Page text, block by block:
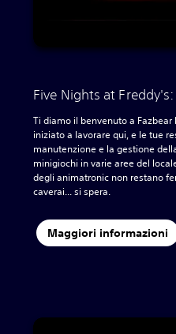
Five Nights at
Ti diamo il benvenuto a
iniziato a lavorare qui, e le tue
manutenzione e la gestione
minigiochi in varie aree del
degli animatronic non restano
caverai... si spera.‎
Maggiori informazioni